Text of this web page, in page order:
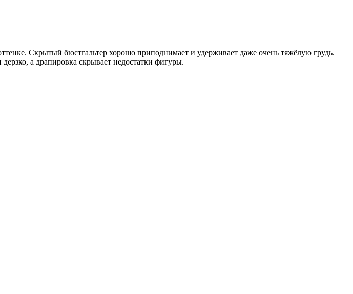
Скрытый бюстгальтер хорошо приподнимает и удерживает даже очень тяжёлую грудь.
а драпировка скрывает недостатки фигуры.